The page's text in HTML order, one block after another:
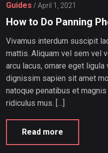
Guides / April 1, 2021
How to Do Panning
Vivamus interdum suscipit
mattis. Aliquam vel sem vel
arcu lacus, ornare eget
dignissim sapien sit amet
natoque penatibus et
ridiculus mus. […]
Read more